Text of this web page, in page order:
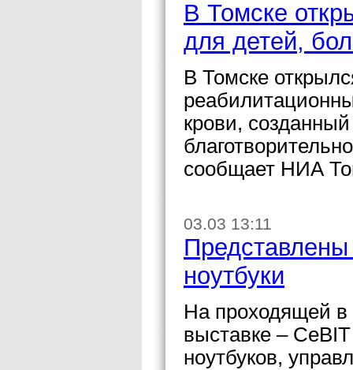
В Томске
для детей,
В Томске
крови,
сообщает НИА
03.03 13:11
ноутбуки
На проходящей в
выставке –
ноутбуков,